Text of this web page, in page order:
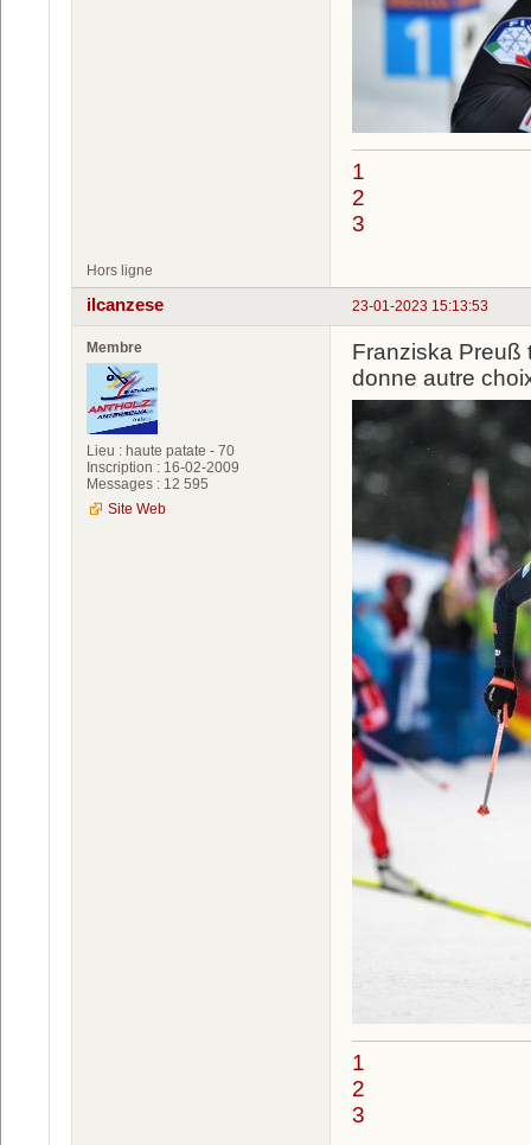
1
2
3
Hors ligne
23-01-2023 15:13:53
ilcanzese
Membre
Lieu : haute patate - 70
Inscription : 16-02-2009
Messages : 12 595
Site Web
Franziska Preuß
donne autre
1
2
3